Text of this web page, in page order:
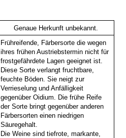
Genaue Herkunft unbekannt.
Frühreifende, Färbersorte die wegen
ihres frühen Austriebstermin nicht für
frostgefährdete Lagen geeignet ist.
Diese Sorte verlangt fruchtbare,
feuchte Böden. Sie neigt zur
Verrieselung und Anfälligkeit
gegenüber Oidium. Die frühe Reife
der Sorte bringt gegenüber anderen
Färbersorten einen niedrigen
Säuregehalt.
Die Weine sind tiefrote, markante,